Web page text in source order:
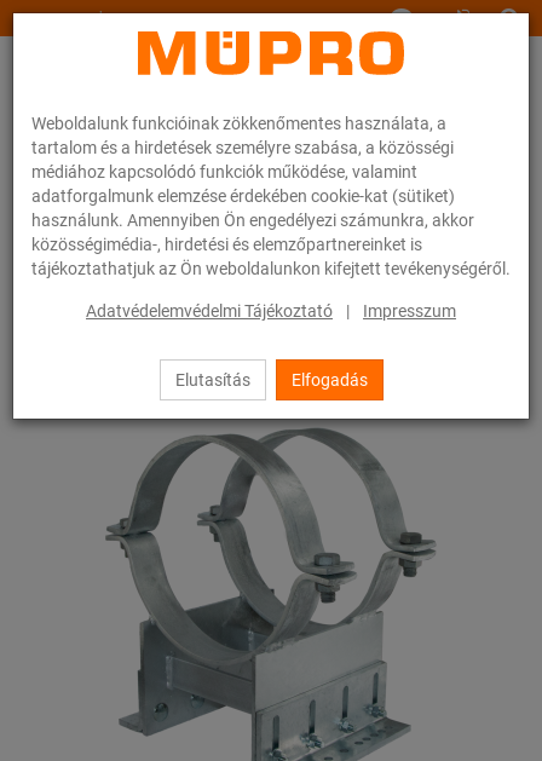
Weboldalunk funkcióinak zökkenőmentes használata, a
tartalom és a hirdetések személyre szabása, a közösségi
médiához kapcsolódó funkciók működése, valamint
adatforgalmunk elemzése érdekében cookie-kat (sütiket)
használunk. Amennyiben Ön engedélyezi számunkra, akkor
közösségimédia-, hirdetési és elemzőpartnereinket is
tájékoztathatjuk az Ön weboldalunkon kifejtett tevékenységéről.
Adatvédelemvédelmi Tájékoztató | Impresszum
Elutasítás Elfogadás
www.muepro.hu
Webáruhàz Rögzítéstechnika
Tűzihorganyzott termékek
Tűzihorganyzott termékek csúszószánokhoz és tartozékokhoz
Csőszán DHV-2-es típus
9 / 19